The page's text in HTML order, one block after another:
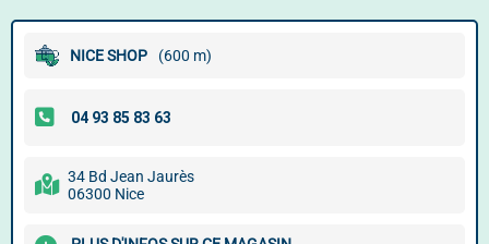
NICE SHOP (600 m)
34 Bd Jean Jaurès
06300 Nice